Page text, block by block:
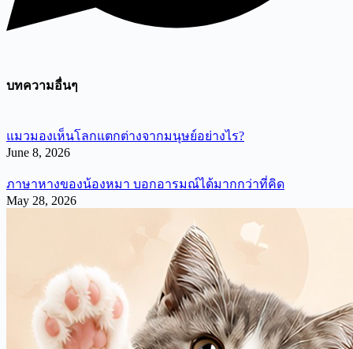
บทความอื่นๆ
แมวมองเห็นโลกแตกต่างจากมนุษย์อย่างไร?
June 8, 2026
ภาษาหางของน้องหมา บอกอารมณ์ได้มากกว่าที่คิด
May 28, 2026